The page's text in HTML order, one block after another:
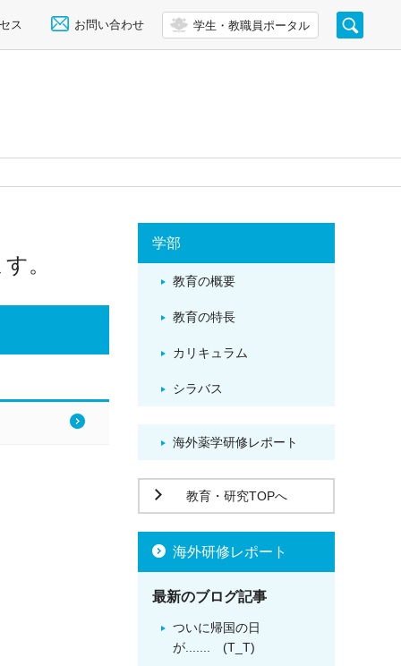
。
学部
教育の概要
教育の特長
カリキュラム
シラバス
海外薬学研修レポート
教育・研究TOPへ
海外研修レポート
最新のブログ記事
ついに帰国の日
が....... (T_T)
ス お問い合わせ 学生・教職員ポータル